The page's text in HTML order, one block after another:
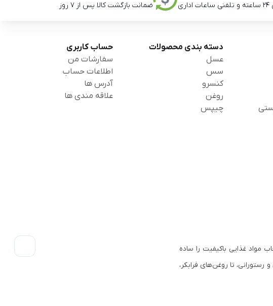
ضمانت بازگشت کالا پس از 7 روز
دسته بندی محصولات
عسل
سس
کنسرو
روغن
چیپس
حساب کاربری
سفارشات من
اطلاعات حساب
آدرس ها
علاقه مندی ها
غذایی باکیفیت را ساده
تا روغن‌های فرابکر،